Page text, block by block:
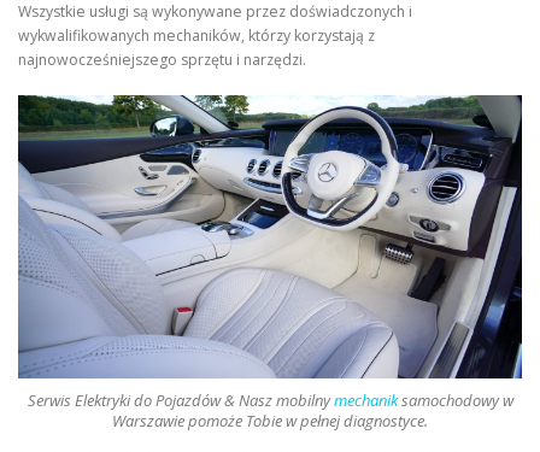
Wszystkie usługi są wykonywane przez doświadczonych i
wykwalifikowanych mechaników, którzy korzystają z
najnowocześniejszego sprzętu i narzędzi.
Serwis Elektryki do Pojazdów & Nasz mobilnymechaniksamochodowy w
Warszawie pomoże Tobie w pełnej diagnostyce.